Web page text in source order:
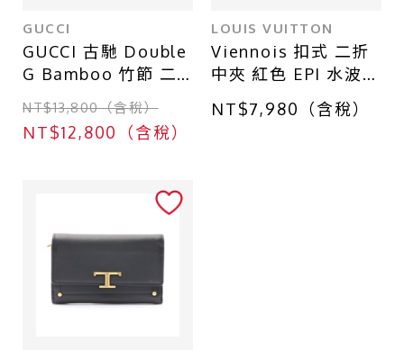
GUCCI
GUCCI 古馳 Double
G Bamboo 竹節 二
折中夾 棕色牛皮
739498
NT$13,800（含稅）
NT$12,800（含稅）
LOUIS VUITTON
Viennois 扣式 二折
中夾 紅色 EPI 水波紋
牛皮【LOUIS
VUITTON LV 路易威
NT$7,980（含稅）